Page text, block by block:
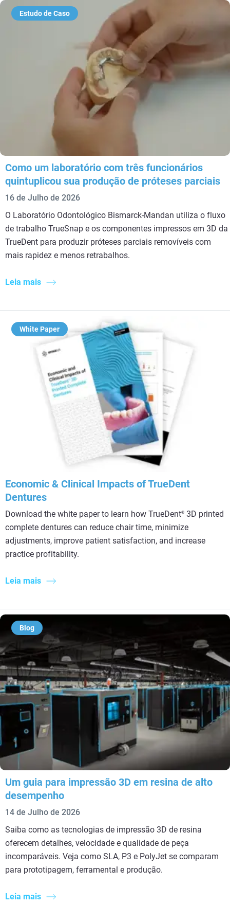
Estudo de Caso
Como um laboratório com três funcionários
quintuplicou sua produção de próteses parciais
16 de Julho de 2026
O Laboratório Odontológico Bismarck-Mandan utiliza o fluxo
de trabalho TrueSnap e os componentes impressos em 3D da
TrueDent para produzir próteses parciais removíveis com
mais rapidez e menos retrabalhos.
Leia mais
White Paper
Economic & Clinical Impacts of TrueDent
Dentures
Download the white paper to learn how TrueDent® 3D printed
complete dentures can reduce chair time, minimize
adjustments, improve patient satisfaction, and increase
practice profitability.
Leia mais
Blog
Um guia para impressão 3D em resina de alto
desempenho
14 de Julho de 2026
Saiba como as tecnologias de impressão 3D de resina
oferecem detalhes, velocidade e qualidade de peça
incomparáveis. Veja como SLA, P3 e PolyJet se comparam
para prototipagem, ferramental e produção.
Leia mais